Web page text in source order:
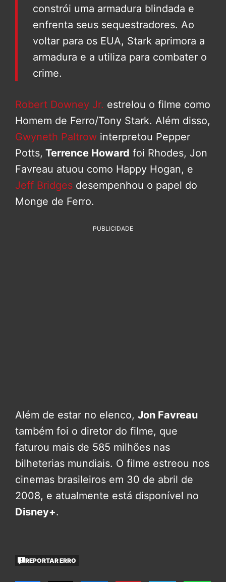
constrói uma armadura blindada e
enfrenta seus sequestradores. Ao
voltar para os EUA, Stark aprimora a
armadura e a utiliza para combater o
crime.
Robert Downey Jr. estrelou o filme como
Homem de Ferro/Tony Stark. Além disso,
Gwyneth Paltrow interpretou Pepper
Potts, Terrence Howard foi Rhodes, Jon
Favreau atuou como Happy Hogan, e
Jeff Bridges desempenhou o papel do
Monge de Ferro.
PUBLICIDADE
Além de estar no elenco, Jon Favreau
também foi o diretor do filme, que
faturou mais de 585 milhões nas
bilheterias mundiais. O filme estreou nos
cinemas brasileiros em 30 de abril de
2008, e atualmente está disponível no
Disney+.
REPORTAR ERRO